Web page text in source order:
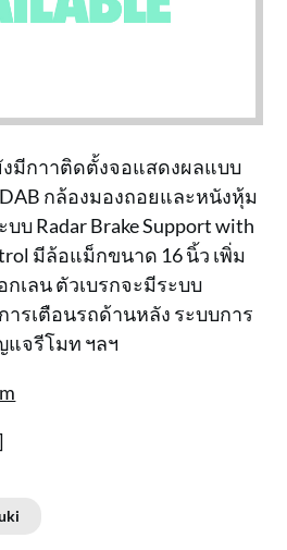
มีกาาติดตั้งจอแสดงผลแบบ
กล้องมองถอยและหนังหุ้ม
บ Radar Brake Support with
มีล้อแม็กขนาด 16 นิ้ว เพิ่ม
เลน ตัวเบรกจะมีระบบ
ารเตือนรถด้านหลัง ระบบการ
จรีโมท ฯลฯ